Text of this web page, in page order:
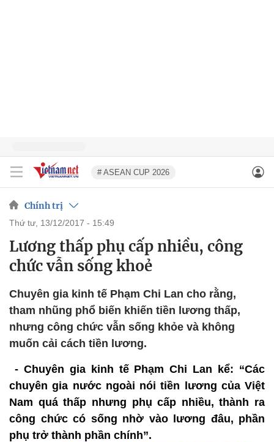
# ASEAN CUP 2026
Chính trị
thứ tư, 13/12/2017 - 15:49
Lương thấp phụ cấp nhiều, công
chức vẫn sống khoẻ
Chuyên gia kinh tế Phạm Chi Lan cho rằng,
tham nhũng phổ biến khiến tiền lương thấp,
nhưng công chức vẫn sống khỏe và không
muốn cải cách tiền lương.
- Chuyên gia kinh tế Phạm Chi Lan kể: “Các
chuyên gia nước ngoài nói tiền lương của Việt
Nam quá thấp nhưng phụ cấp nhiều, thành ra
công chức có sống nhờ vào lương đâu, phần
phụ trở thành phần chính”.